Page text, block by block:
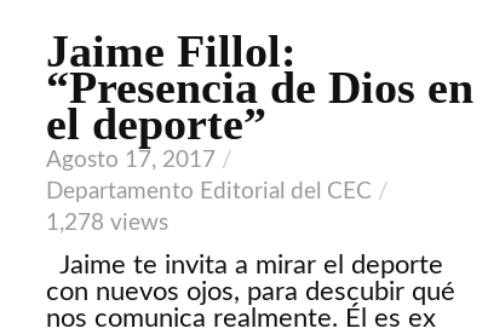
VIDEO
Jaime Fillol:
“Presencia de Dios en
el deporte”
Agosto 17, 2017
Departamento Editorial del CEC
1,278 views
Jaime te invita a mirar el deporte
con nuevos ojos, para descubir qué
nos comunica realmente. Él es ex